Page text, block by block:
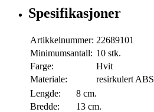
Spesifikasjoner
Artikkelnummer: 22689101
Minimumsantall: 10 stk.
Farge:
Hvit
Materiale:
resirkulert ABS
Lengde:
8 cm.
Bredde:
13 cm.